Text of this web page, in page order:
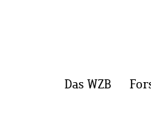
Das WZB Menü